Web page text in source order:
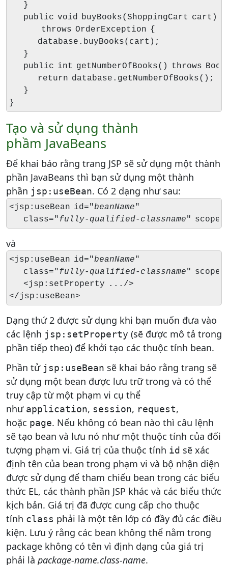
    }
    public void buyBooks(ShoppingCart cart)
         throws OrderException {
        database.buyBooks(cart);
    }
public int getNumberOfBooks() throws
        return database.getNumberOfBooks();
    }
}
Tạo và sử dụng thành
phầm JavaBeans
Để khai báo rằng trang JSP sẽ sử dụng một thành
phần JavaBeans thì bạn sử dụng một thành
phần jsp:useBean. Có 2 dạng như sau:
<jsp:useBean id="beanName"
    class="
fully-qualified-classname"
và
<jsp:useBean id="beanName"
    class="
fully-qualified-classname"
    <jsp:setProperty .../>
</jsp:useBean>
Dạng thứ 2 được sử dụng khi bạn muốn đưa vào
các lệnh jsp:setProperty (sẽ được mô tả trong
phần tiếp theo) để khởi tạo các thuộc tính bean.
Phần tử jsp:useBean sẽ khai báo rằng trang sẽ
sử dụng một bean được lưu trữ trong và có thể
truy cập từ một phạm vi cụ thể
như application, session, request,
hoặc page. Nếu không có bean nào thì câu lệnh
sẽ tạo bean và lưu nó như một thuộc tính của đối
tượng phạm vi. Giá trị của thuộc tính id sẽ xác
định tên của bean trong phạm vi và bộ nhận diện
được sử dụng để tham chiếu bean trong các biểu
thức EL, các thành phần JSP khác và các biểu thức
kịch bản. Giá trị đã được cung cấp cho thuộc
tính class phải là một tên lớp có đầy đủ các điều
kiện. Lưu ý rằng các bean không thể nằm trong
package không có tên vì định dạng của giá trị
phải là package-name.class-name.